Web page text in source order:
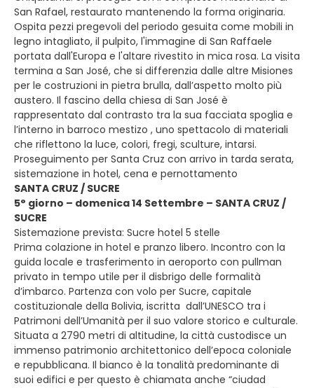
San Rafael, restaurato mantenendo la forma originaria.
Ospita pezzi pregevoli del periodo gesuita come mobili in
legno intagliato, il pulpito, l'immagine di San Raffaele
portata dall'Europa e l'altare rivestito in mica rosa. La visita
termina a San José, che si differenzia dalle altre Misiones
per le costruzioni in pietra brulla, dall’aspetto molto più
austero. Il fascino della chiesa di San José è
rappresentato dal contrasto tra la sua facciata spoglia e
l’interno in barroco mestizo , uno spettacolo di materiali
che riflettono la luce, colori, fregi, sculture, intarsi.
Proseguimento per Santa Cruz con arrivo in tarda serata,
sistemazione in hotel, cena e pernottamento
SANTA CRUZ / SUCRE
5° giorno – domenica 14 Settembre – SANTA CRUZ /
SUCRE
Sistemazione prevista: Sucre hotel 5 stelle
Prima colazione in hotel e pranzo libero. Incontro con la
guida locale e trasferimento in aeroporto con pullman
privato in tempo utile per il disbrigo delle formalità
d’imbarco. Partenza con volo per Sucre, capitale
costituzionale della Bolivia, iscritta dall’UNESCO tra i
Patrimoni dell’Umanità per il suo valore storico e culturale.
Situata a 2790 metri di altitudine, la città custodisce un
immenso patrimonio architettonico dell’epoca coloniale
e repubblicana. Il bianco è la tonalità predominante di
suoi edifici e per questo è chiamata anche “ciudad